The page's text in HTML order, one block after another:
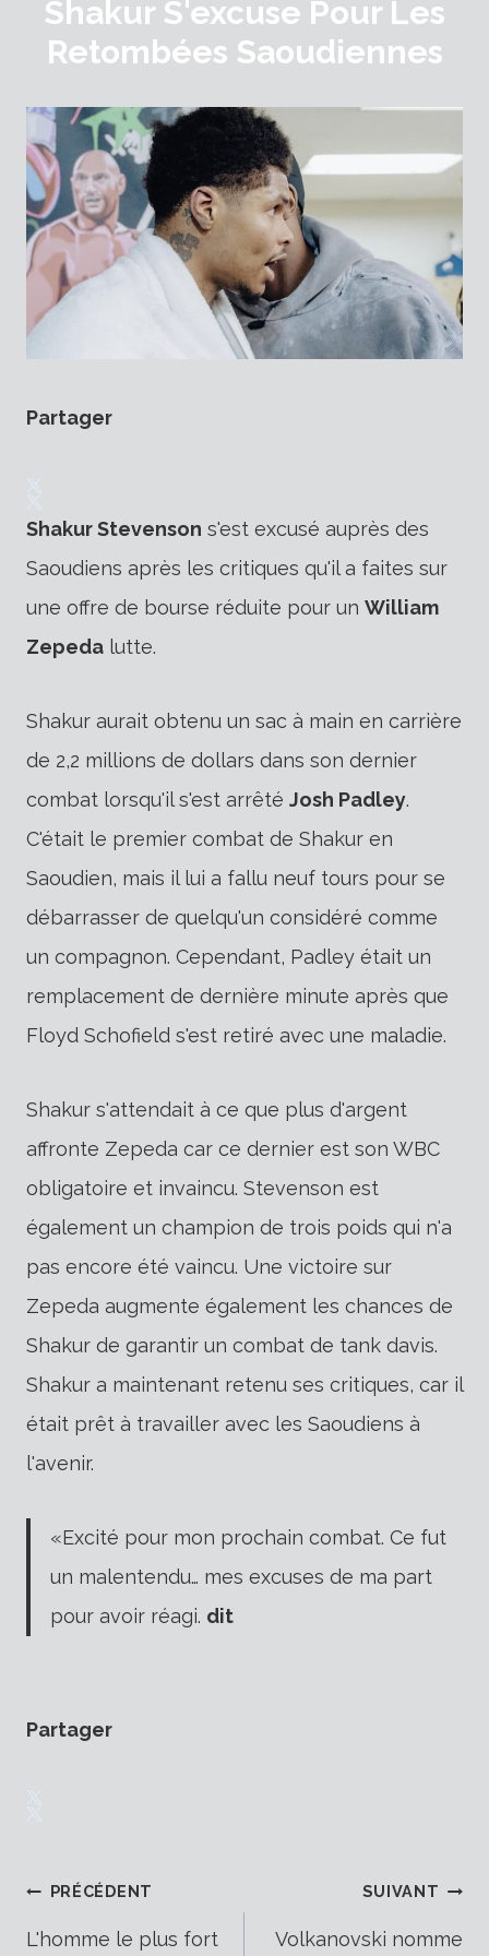
Shakur S'excuse Pour Les
Retombées Saoudiennes
Partager
Shakur Stevenson s'est excusé auprès des
Saoudiens après les critiques qu'il a faites sur
une offre de bourse réduite pour un William
Zepeda lutte.
Shakur aurait obtenu un sac à main en carrière
de 2,2 millions de dollars dans son dernier
combat lorsqu'il s'est arrêté Josh Padley.
C'était le premier combat de Shakur en
Saoudien, mais il lui a fallu neuf tours pour se
débarrasser de quelqu'un considéré comme
un compagnon. Cependant, Padley était un
remplacement de dernière minute après que
Floyd Schofield s'est retiré avec une maladie.
Shakur s'attendait à ce que plus d'argent
affronte Zepeda car ce dernier est son WBC
obligatoire et invaincu. Stevenson est
également un champion de trois poids qui n'a
pas encore été vaincu. Une victoire sur
Zepeda augmente également les chances de
Shakur de garantir un combat de tank davis.
Shakur a maintenant retenu ses critiques, car il
était prêt à travailler avec les Saoudiens à
l'avenir.
«Excité pour mon prochain combat. Ce fut
un malentendu… mes excuses de ma part
pour avoir réagi. dit
Partager
Navigation
PRÉCÉDENT
L'homme le plus fort
SUIVANT
Volkanovski nomme